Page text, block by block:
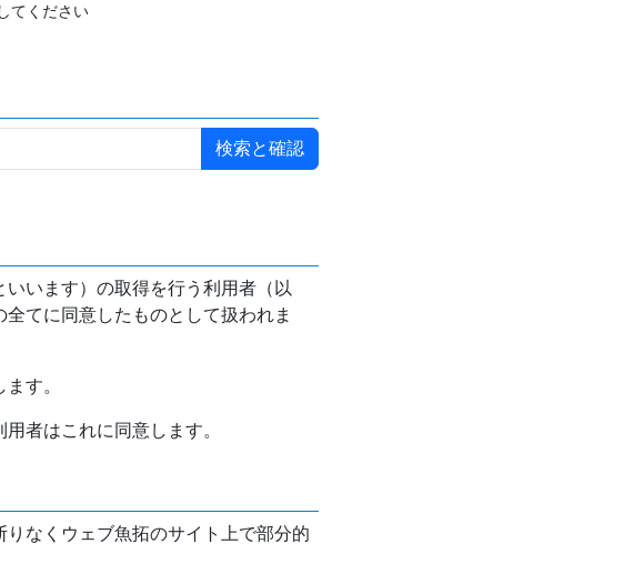
てください
います）の取得を行う利用者（以
てに同意したものとして扱われま
す。
者はこれに同意します。
なくウェブ魚拓のサイト上で部分的